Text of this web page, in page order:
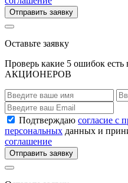
Отправить заявку
Оставьте заявку
Проверь какие 5 ошибок
АКЦИОНЕРОВ
Подтверждаю согласие с
персональных данных и
соглашение
Отправить заявку